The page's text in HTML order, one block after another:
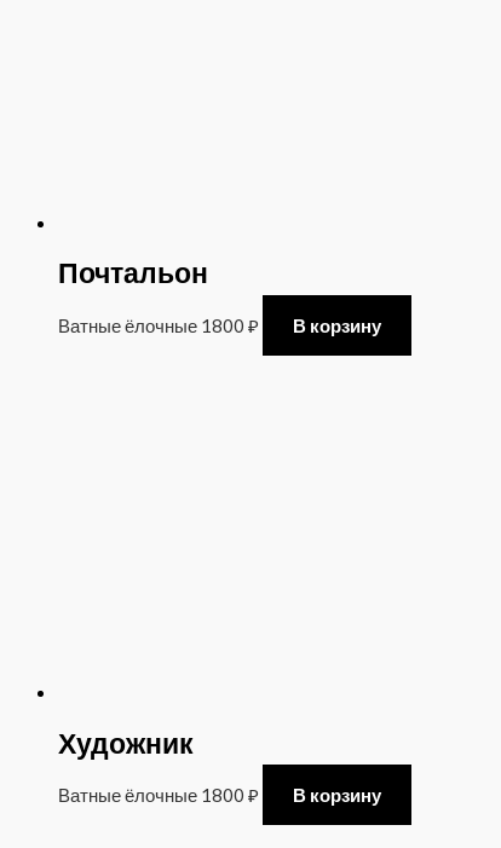
Почтальон
Ватные ёлочные 1800 ₽ В корзину
Художник
Ватные ёлочные 1800 ₽ В корзину